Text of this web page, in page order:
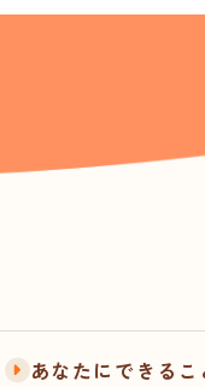
あなたにできるこ